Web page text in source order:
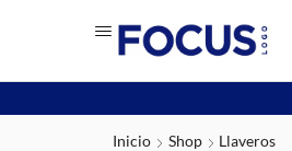
Inicio Shop Llaveros